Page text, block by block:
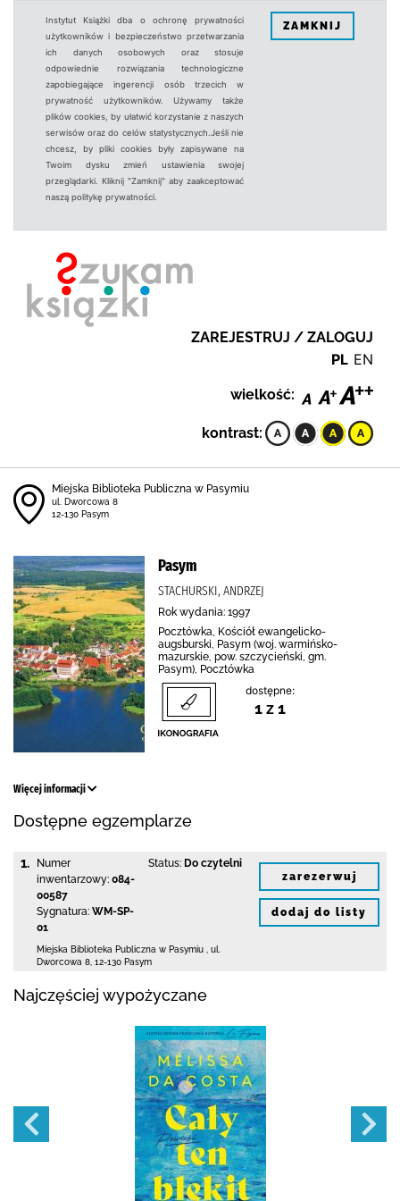
Instytut Książki dba o ochronę prywatności
użytkowników i bezpieczeństwo przetwarzania
ich danych osobowych oraz stosuje
odpowiednie rozwiązania technologiczne
zapobiegające ingerencji osób trzecich w
prywatność użytkowników. Używamy także
plików cookies, by ułatwić korzystanie z naszych
serwisów oraz do celów statystycznych.Jeśli nie
chcesz, by pliki cookies były zapisywane na
Twoim dysku zmień ustawienia swojej
przeglądarki. Kliknij "Zamknij" aby zaakceptować
naszą politykę prywatności.
ZAMKNIJ
ZAREJESTRUJ / ZALOGUJ
PL EN
wielkość:
kontrast:
Miejska Biblioteka Publiczna w Pasymiu
ul. Dworcowa 8
12-130 Pasym
Pasym
STACHURSKI, ANDRZEJ
Rok wydania: 1997
Pocztówka, Kościół ewangelicko-
augsburski, Pasym (woj. warmińsko-
mazurskie, pow. szczycieński, gm.
Pasym), Pocztówka
dostępne:
1 z 1
Więcej informacji
Dostępne egzemplarze
1.
Numer
inwentarzowy: 084-
00587
Sygnatura: WM-SP-
01
Status: Do czytelni
Miejska Biblioteka Publiczna w Pasymiu
ul.
Dworcowa 8 12-130 Pasym
zarezerwuj
dodaj do listy
Najczęściej wypożyczane